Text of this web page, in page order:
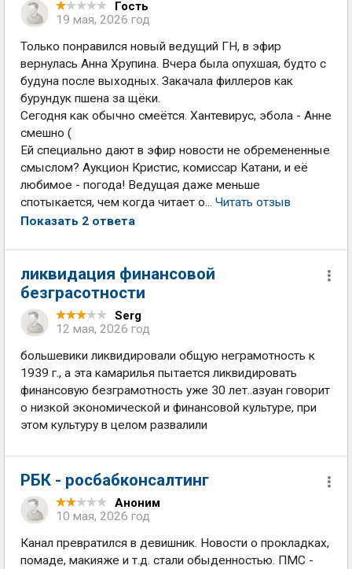
Гость
19 мая, 2026 год
Только понравился новый ведущий ГН, в эфир
вернулась Анна Хрупина. Вчера была опухшая, будто с
будуна после выходных. Закачала филлеров как
бурундук пшена за щёки.
Сегодня как обычно смеётся. Хантевирус, эбола - Анне
смешно (
Ей специально дают в эфир новости не обремененные
смыслом? Аукцион Кристис, комиссар Катани, и её
любимое - погода! Ведущая даже меньше
спотыкается, чем когда читает о... Читать отзыв
Показать 2 ответа
ликвидация финансовой
безграсотности
Serg
12 мая, 2026 год
большевики ликвидировали общую неграмотность к
1939 г., а эта камарилья пытается ликвидировать
финансовую безграмотность уже 30 лет..азуан говорит
о низкой экономической и финансовой культуре, при
этом культуру в целом развалили
РБК - росбабконсалтинг
Аноним
10 мая, 2026 год
Канал превратился в девишник. Новости о прокладках,
помаде, макияже и т.д. стали обыденностью. ПМС -